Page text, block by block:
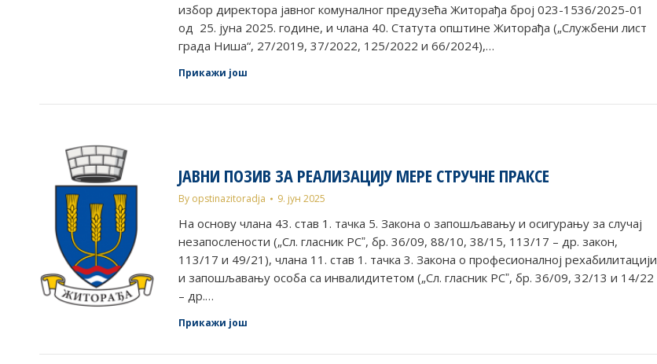
избор директора јавног комуналног предузећа Житорађа број 023-1536/2025-01
од 25. јуна 2025. године, и члана 40. Статута општине Житорађа („Службени лист
града Ниша“, 27/2019, 37/2022, 125/2022 и 66/2024),…
Прикажи још
ЈАВНИ ПОЗИВ ЗА РЕАЛИЗАЦИЈУ МЕРЕ СТРУЧНЕ ПРАКСЕ
By opstinazitoradja 9. јун 2025
На основу члана 43. став 1. тачка 5. Закона о запошљавању и осигурању за случај
незапослености („Сл. гласник РСˮ, бр. 36/09, 88/10, 38/15, 113/17 – др. закон,
113/17 и 49/21), члана 11. став 1. тачка 3. Закона о професионалној рехабилитацији
и запошљавању особа са инвалидитетом („Сл. гласник РСˮ, бр. 36/09, 32/13 и 14/22
– др.…
Прикажи још